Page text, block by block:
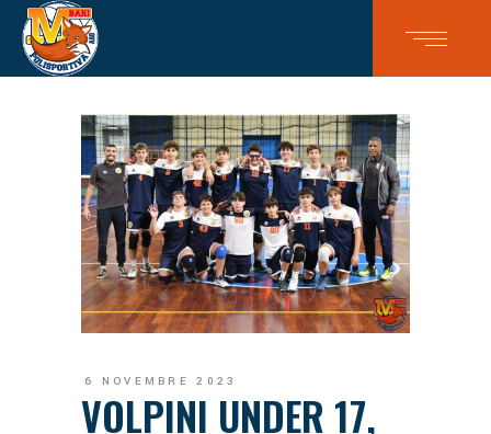
6 NOVEMBRE 2023
VOLPINI UNDER 17,